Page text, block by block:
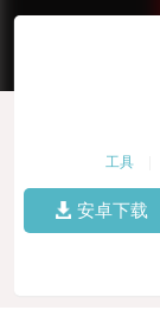
工具
安卓下载